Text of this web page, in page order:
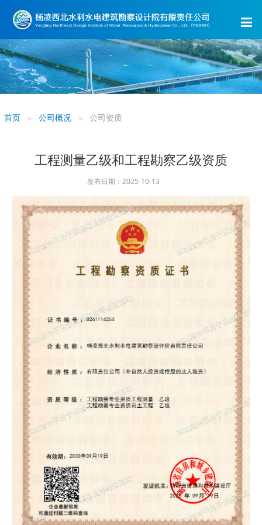
首页 公司概况 公司资质
工程测量乙级和工程勘察乙级资质
发布日期：2025-10-13